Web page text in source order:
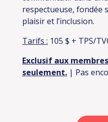
respectueuse, fondée
plaisir et l’inclusion.
Tarifs : 105 $ + TPS/
Exclusif aux
seulement. | Pas